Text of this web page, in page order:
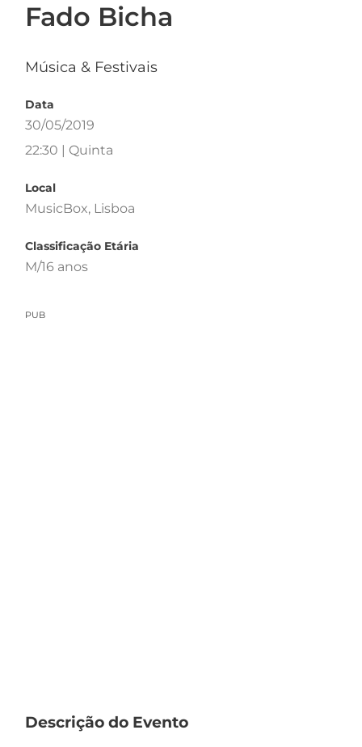
Fado Bicha
Música & Festivais
Data
30/05/2019
22:30 | Quinta
Local
MusicBox, Lisboa
Classificação Etária
M/16 anos
PUB
Descrição do Evento